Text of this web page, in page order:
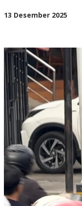
13 Desember 2025